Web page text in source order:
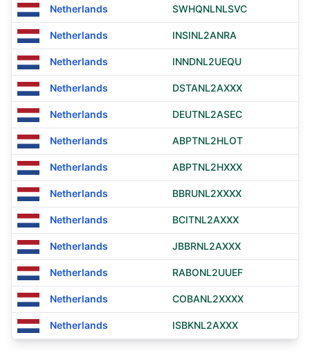
Netherlands SWHQNLNLSVC
Netherlands INSINL2ANRA
Netherlands INNDNL2UEQU
Netherlands DSTANL2AXXX
Netherlands DEUTNL2ASEC
Netherlands ABPTNL2HLOT
Netherlands ABPTNL2HXXX
Netherlands BBRUNL2XXXX
Netherlands BCITNL2AXXX
Netherlands JBBRNL2AXXX
Netherlands RABONL2UUEF
Netherlands COBANL2XXXX
Netherlands ISBKNL2AXXX